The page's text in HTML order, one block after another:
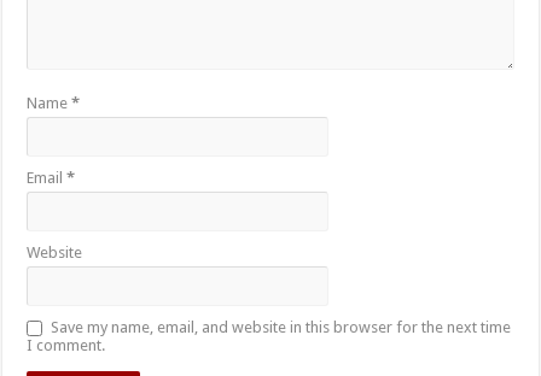
Name*
Email*
Website
Save my name, email, and website in this browser for the next time
I comment.